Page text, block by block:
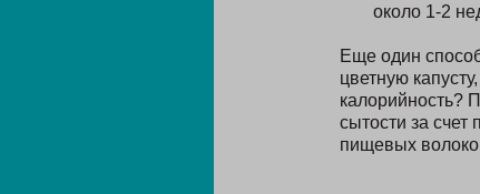
около 1-2
Еще один
цветную
калорийность?
сытости за
пищевых